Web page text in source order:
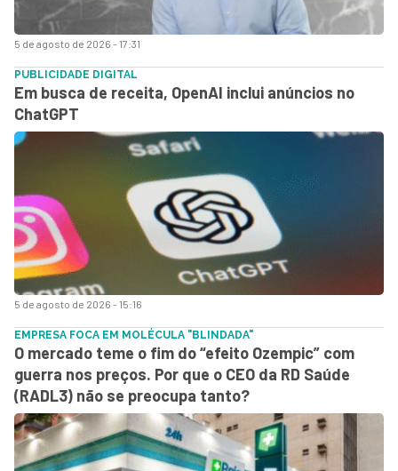
5 de agosto de 2026 - 17:31
5 de agosto de 2026 - 15:16
PUBLICIDADE DIGITAL
Em busca de receita, OpenAI inclui anúncios no
ChatGPT
EMPRESA FOCA EM MOLÉCULA "BLINDADA"
O mercado teme o fim do “efeito Ozempic” com
guerra nos preços. Por que o CEO da RD Saúde
(RADL3) não se preocupa tanto?